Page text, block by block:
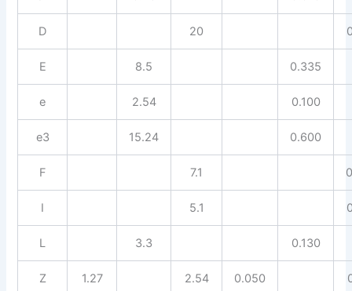
D 20
E 8.5 0.335
e 2.54 0.100
e3 15.24 0.600
F 7.1
I 5.1
L 3.3 0.130
Z 1.27 2.54 0.050